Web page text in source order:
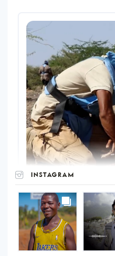
INSTAGRAM
UNOPS
on
Instagram